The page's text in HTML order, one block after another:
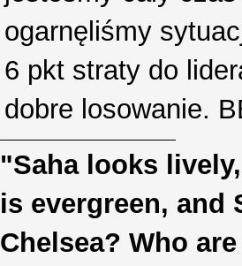
ogarnęliśmy
6 pkt straty do
dobre losowanie.
"Saha looks
is evergreen,
Chelsea? Who